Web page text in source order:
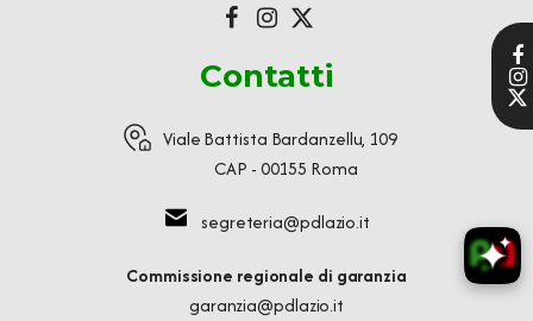
Contatti
Viale Battista Bardanzellu, 109
CAP - 00155 Roma
segreteria@pdlazio.it
Commissione regionale di garanzia
garanzia@pdlazio.it